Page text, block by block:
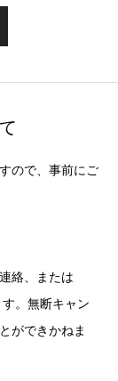
ので、事前にご
絡、または
。無断キャン
ができかねま